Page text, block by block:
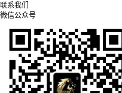
联系我们
微信公众号